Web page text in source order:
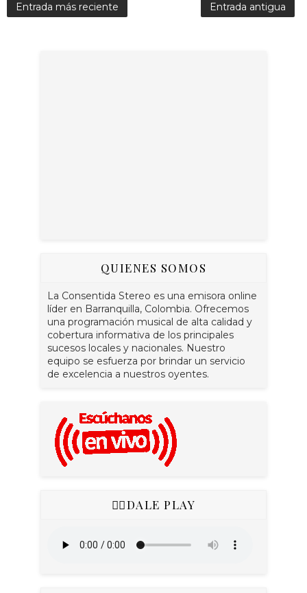
Entrada más reciente Entrada antigua
QUIENES SOMOS
La Consentida Stereo es una emisora online
líder en Barranquilla, Colombia. Ofrecemos
una programación musical de alta calidad y
cobertura informativa de los principales
sucesos locales y nacionales. Nuestro
equipo se esfuerza por brindar un servicio
de excelencia a nuestros oyentes.
👇🏻DALE PLAY